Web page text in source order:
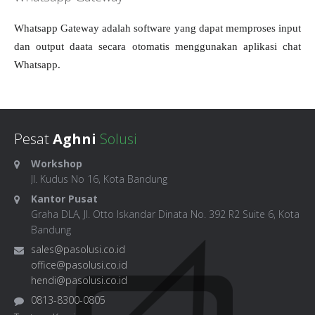
Whatsapp Gateway adalah software yang dapat memproses input
dan output daata secara otomatis menggunakan aplikasi chat
Whatsapp.
PesatAghni Solusi
Workshop
Jl. Kudus No 16, Kota Bandung
Kantor Pusat
Graha DLA, Jl. Otto Iskandar Dinata No. 392 R2 Suite 6, Kota
Bandung
sales@pasolusi.co.id
office@pasolusi.co.id
hendi@pasolusi.co.id
0813-8300-0805